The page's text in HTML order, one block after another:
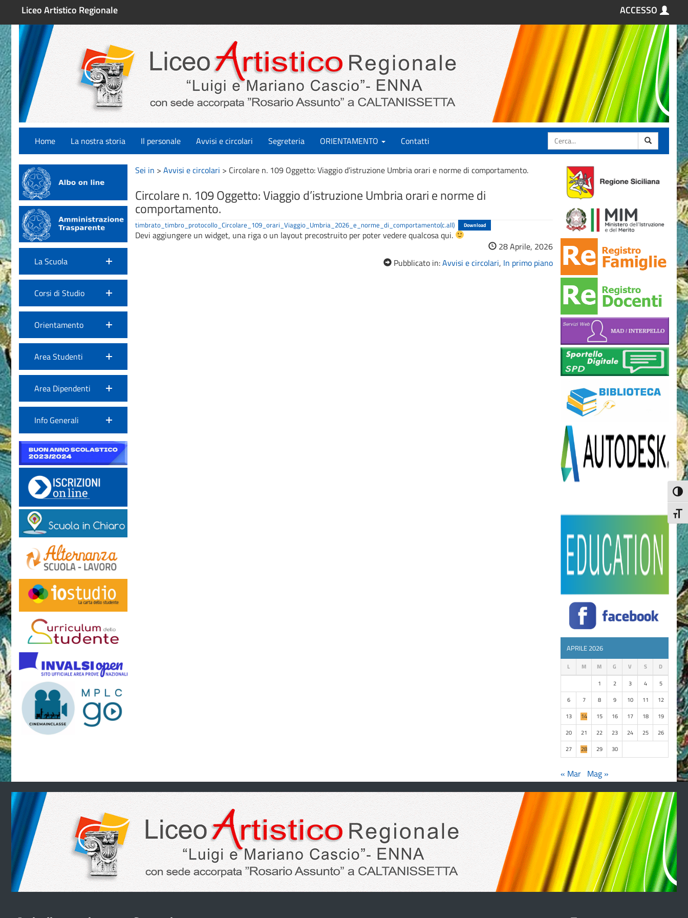
Liceo Artistico Regionale ACCESSO
Cerca
Home La nostra storia Il personale Avvisi e circolari Segreteria ORIENTAMENTO Contatti
La Scuola
Corsi di Studio
Orientamento
Area Studenti
Area Dipendenti
Info Generali
Sei in > Avvisi e circolari > Circolare n. 109 Oggetto: Viaggio d’istruzione Umbria orari e norme di comportamento.
Circolare n. 109 Oggetto: Viaggio d’istruzione Umbria orari e norme di
comportamento.
timbrato_timbro_protocollo_Circolare_109_orari_Viaggio_Umbria_2026_e_norme_di_comportamento(c.all) Download
Devi aggiungere un widget, una riga o un layout precostruito per poter vedere qualcosa qui.
28 Aprile, 2026
Pubblicato in:Avvisi e circolari, In primo piano
APRILE 2026
L M M G V S D
1 2 3 4
5
6
7 8 9 10 11
12
13
14 15 16 17 18
19
20
21 22 23 24 25
26
27
28 29 30
« Mar Mag »